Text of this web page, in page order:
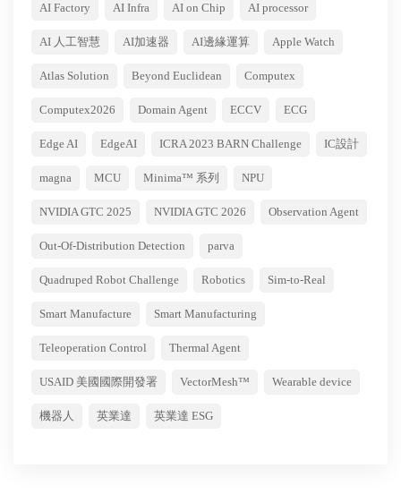
AI Factory AI Infra AI on Chip AI processor
AI 人工智慧 AI加速器 AI邊緣運算 Apple Watch
Atlas Solution Beyond Euclidean Computex
Computex2026 Domain Agent ECCV ECG
Edge AI EdgeAI ICRA 2023 BARN Challenge IC設計
magna MCU Minima™ 系列 NPU
NVIDIA GTC 2025 NVIDIA GTC 2026 Observation Agent
Out-Of-Distribution Detection parva
Quadruped Robot Challenge Robotics Sim-to-Real
Smart Manufacture Smart Manufacturing
Teleoperation Control Thermal Agent
USAID 美國國際開發署 VectorMesh™ Wearable device
機器人 英業達 英業達 ESG